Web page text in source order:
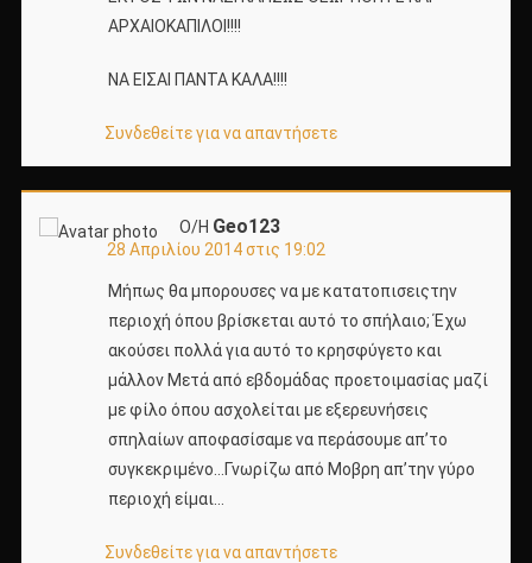
ΑΡΧΑΙΟΚΑΠΙΛΟΙ!!!!
ΝΑ ΕΙΣΑΙ ΠΑΝΤΑ ΚΑΛΑ!!!!
Συνδεθείτε για να απαντήσετε
Ο/Η Geo123
28 Απριλίου 2014 στις 19:02
Μήπως θα μπορουσες να με κατατοπισειςτην
περιοχή όπου βρίσκεται αυτό το σπήλαιο; Έχω
ακούσει πολλά για αυτό το κρησφύγετο και
μάλλον Μετά από εβδομάδας προετοιμασίας μαζί
με φίλο όπου ασχολείται με εξερευνήσεις
σπηλαίων αποφασίσαμε να περάσουμε απ’το
συγκεκριμένο…Γνωρίζω από Μοβρη απ’την γύρο
περιοχή είμαι…
Συνδεθείτε για να απαντήσετε